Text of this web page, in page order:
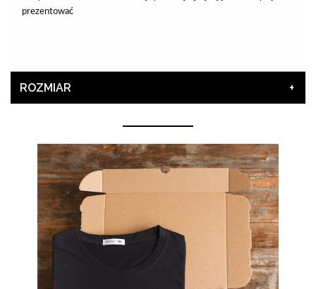
prezentować
ROZMIAR